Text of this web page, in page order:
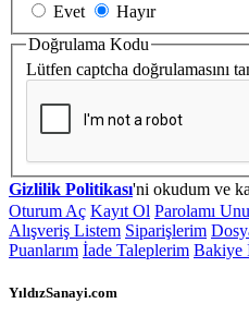
Evet
Hayır
Doğrulama Kodu
Lütfen captcha doğrulamasını
Gizlilik Politikası'ni okudum ve
Oturum Aç Kayıt Ol Parolamı
Alışveriş Listem Siparişlerim
Puanlarım İade Taleplerim Bakiye
YıldızSanayi.com